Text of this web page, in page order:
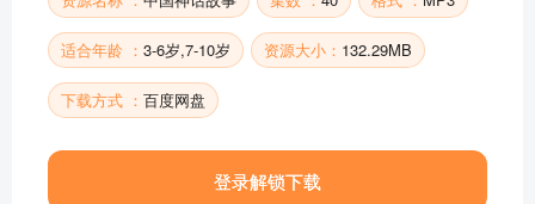
适合年龄 ： 3-6岁,7-10岁 资源大小： 132.29MB
下载方式 ： 百度网盘
登录解锁下载